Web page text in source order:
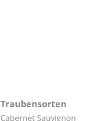
Traubensorten
Cabernet Sauvignon